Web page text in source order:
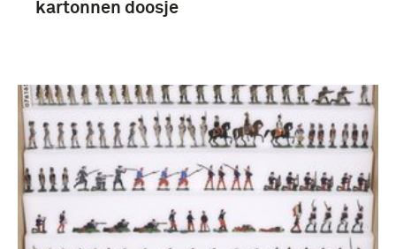
Tweede Wereldoorlog (1939-1945) (87)
Politionele Acties (1947-1949) (52)
1951-2000 (49)
Meer
kartonnen doosje